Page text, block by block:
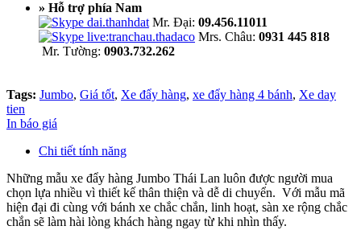
» Hỗ trợ phía Nam
Mr. Đại: 09.456.11011
Mrs. Châu: 0931 445 818
Mr. Tường: 0903.732.262
Tags: Jumbo, Giá tốt, Xe đẩy hàng, xe đẩy hàng 4 bánh, Xe day
tien
In báo giá
Chi tiết tính năng
Những mẫu xe đẩy hàng Jumbo Thái Lan luôn được người mua
chọn lựa nhiều vì thiết kế thân thiện và dễ di chuyển. Với mẫu mã
hiện đại đi cùng với bánh xe chắc chắn, linh hoạt, sàn xe rộng chắc
chắn sẽ làm hài lòng khách hàng ngay từ khi nhìn thấy.